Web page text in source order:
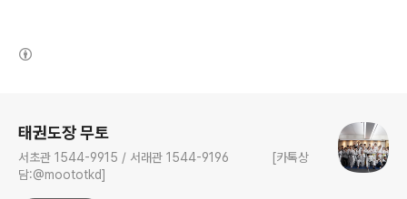
태권도장 무토
서초관 1544-9915 / 서래관 1544-9196 [카톡상
담:@moototkd]